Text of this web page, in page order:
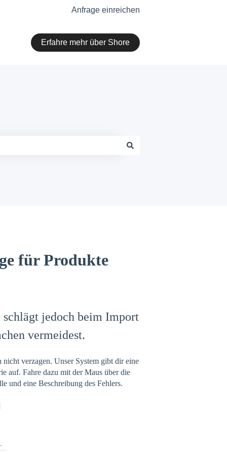
Anfrage einreichen
Erfahre mehr über Shore
für Produkte
jedoch beim Import
vermeidest.
verzagen. Unser System gibt dir eine
auf. Fahre dazu mit der Maus über die
und eine Beschreibung des Fehlers.